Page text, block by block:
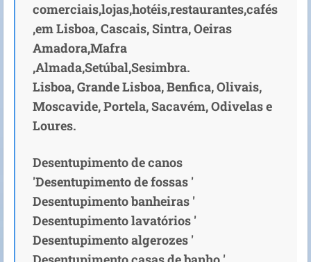
comerciais,lojas,hotéis,restaurantes,cafés
,em Lisboa, Cascais, Sintra, Oeiras
Amadora,Mafra
,Almada,Setúbal,Sesimbra.
Lisboa, Grande Lisboa, Benfica, Olivais,
Moscavide, Portela, Sacavém, Odivelas e
Loures.
Desentupimento de canos
'Desentupimento de fossas '
Desentupimento banheiras '
Desentupimento lavatórios '
Desentupimento algerozes '